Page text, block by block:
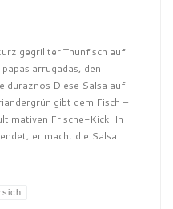
gegrillter Thunfisch auf
arrugadas, den
duraznos Diese Salsa auf
gibt dem Fisch –
Frische-Kick! In
er macht die Salsa